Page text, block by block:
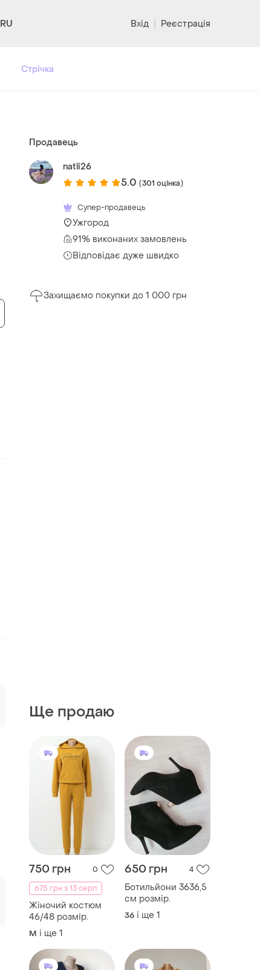
RU Вхід | Реєстрація
Стрічка
Продавець
natli26
5.0 (301 оцінка)
Супер-продавець
Ужгород
91% виконаних замовлень
Відповідає дуже швидко
Захищаємо покупки до 1 000 грн
Ще продаю
750 грн
0
675 грн з 13 серп
Жіночий костюм
46/48 розмір.
M і ще 1
650 грн 4
Ботильйони 3636,5
см розмір.
36 і ще 1